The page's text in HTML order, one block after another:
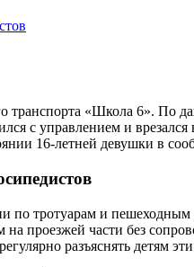
транспорта «Школа 6». По
с управлением и
16-летней девушки в
тротуарам и
на проезжей части без
разъяснять детям